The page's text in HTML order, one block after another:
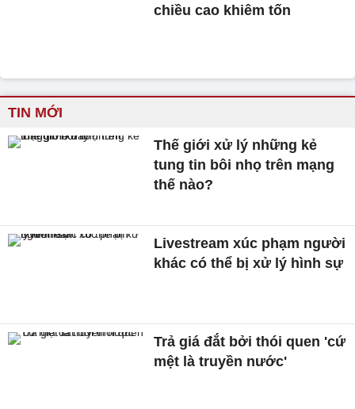
chiều cao khiêm tốn
TIN MỚI
Thế giới xử lý những kẻ
tung tin bôi nhọ trên mạng
thế nào?
Livestream xúc phạm người
khác có thể bị xử lý hình sự
Trả giá đắt bởi thói quen 'cứ
mệt là truyền nước'